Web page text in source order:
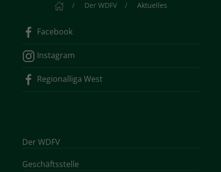
StartseiteDer WDFV Aktuelles
Facebook
Instagram
Regionalliga West
Der WDFV
Geschäftsstelle